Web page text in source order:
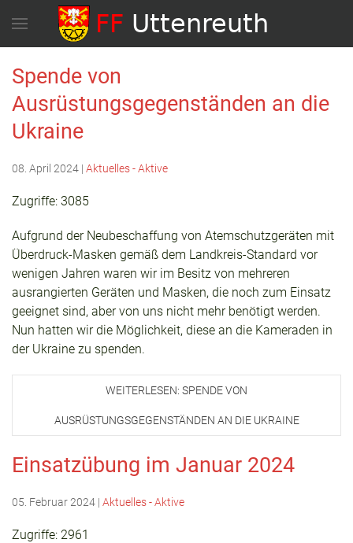
Spende von
Ausrüstungsgegenständen an die
Ukraine
08. April 2024 | Aktuelles - Aktive
Zugriffe: 3085
Aufgrund der Neubeschaffung von Atemschutzgeräten mit
Überdruck-Masken gemäß dem Landkreis-Standard vor
wenigen Jahren waren wir im Besitz von mehreren
ausrangierten Geräten und Masken, die noch zum Einsatz
geeignet sind, aber von uns nicht mehr benötigt werden.
Nun hatten wir die Möglichkeit, diese an die Kameraden in
der Ukraine zu spenden.
WEITERLESEN: SPENDE VON
AUSRÜSTUNGSGEGENSTÄNDEN AN DIE UKRAINE
Einsatzübung im Januar 2024
05. Februar 2024 | Aktuelles - Aktive
Zugriffe: 2961